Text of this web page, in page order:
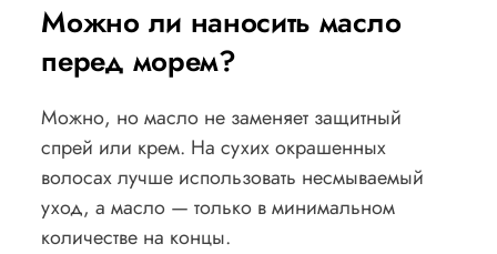
Можно ли наносить масло
перед морем?
Можно, но масло не заменяет защитный
спрей или крем. На сухих окрашенных
волосах лучше использовать несмываемый
уход, а масло — только в минимальном
количестве на концы.